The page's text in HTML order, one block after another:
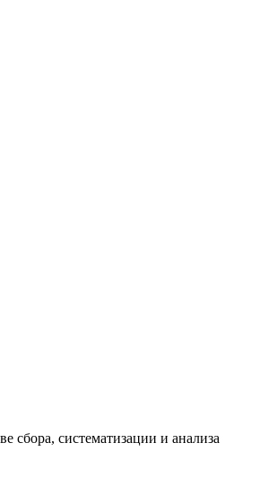
сбора, систематизации и анализа